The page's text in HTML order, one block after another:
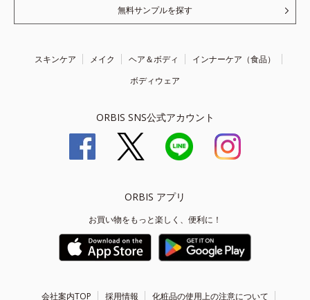
無料サンプルを探す
スキンケア メイク ヘア＆ボディ
インナーケア（食品）
ボディウェア
ORBIS SNS公式アカウント
ORBIS アプリ
お買い物をもっと楽しく、便利に！
会社案内TOP 採用情報 化粧品の使用上の注意について